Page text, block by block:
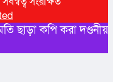
ছাড়া কপি করা দণ্ডনীয়